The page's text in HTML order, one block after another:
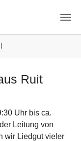
Ruit
Uhr bis ca.
Leitung von
wir Liedgut vieler